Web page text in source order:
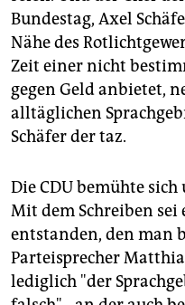
Bundestag, Axel
Nähe des
Zeit einer nicht
gegen Geld anbietet,
alltäglichen
Schäfer der taz.
Die CDU bemühte
Mit dem Schreiben
entstanden, den man
Parteisprecher
lediglich "der